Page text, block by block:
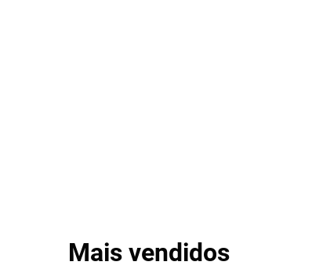
Mais vendidos